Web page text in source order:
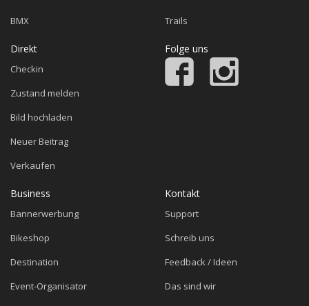
BMX
Trails
Direkt
Checkin
Zustand melden
Bild hochladen
Neuer Beitrag
Verkaufen
Folge uns
Business
Bannerwerbung
Bikeshop
Destination
Event-Organisator
Kontakt
Support
Schreib uns
Feedback / Ideen
Das sind wir